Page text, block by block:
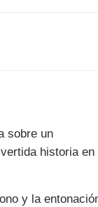
sobre un
historia en
y la